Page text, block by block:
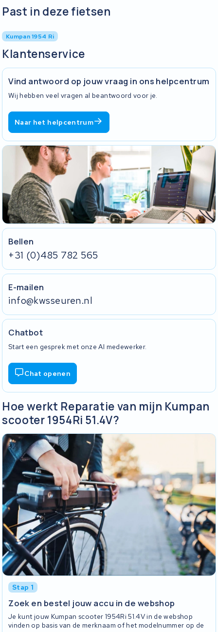
Past in deze fietsen
Kumpan 1954 Ri
Klantenservice
Vind antwoord op jouw vraag in ons helpcentrum
Wij hebben veel vragen al beantwoord voor je.
Naar het helpcentrum
Bellen
+31 (0)485 782 565
E-mailen
info@kwsseuren.nl
Chatbot
Start een gesprek met onze AI medewerker.
Chat openen
Hoe werkt Reparatie van mijn Kumpan
scooter 1954Ri 51.4V?
Stap 1
Zoek en bestel jouw accu in de webshop
Je kunt jouw Kumpan scooter 1954Ri 51.4V in de webshop
vinden op basis van de merknaam of het modelnummer op de